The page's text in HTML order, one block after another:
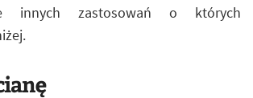
innych zastosowań o których